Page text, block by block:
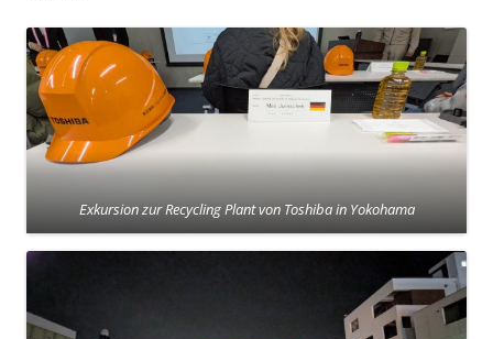
Exkursion zur Recycling Plant von Toshiba in Yokohama